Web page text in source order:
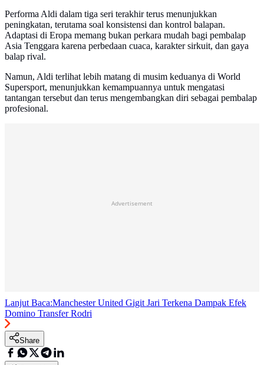
Performa Aldi dalam tiga seri terakhir terus menunjukkan
peningkatan, terutama soal konsistensi dan kontrol balapan.
Adaptasi di Eropa memang bukan perkara mudah bagi pembalap
Asia Tenggara karena perbedaan cuaca, karakter sirkuit, dan gaya
balap rival.
Namun, Aldi terlihat lebih matang di musim keduanya di World
Supersport, menunjukkan kemampuannya untuk mengatasi
tantangan tersebut dan terus mengembangkan diri sebagai pembalap
profesional.
Advertisement
Lanjut Baca:Manchester United Gigit Jari Terkena Dampak Efek
Domino Transfer Rodri
Share